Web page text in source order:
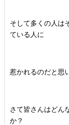
そして多くの人は
ている人に
惹かれるのだと思
さて皆さんはどん
か？